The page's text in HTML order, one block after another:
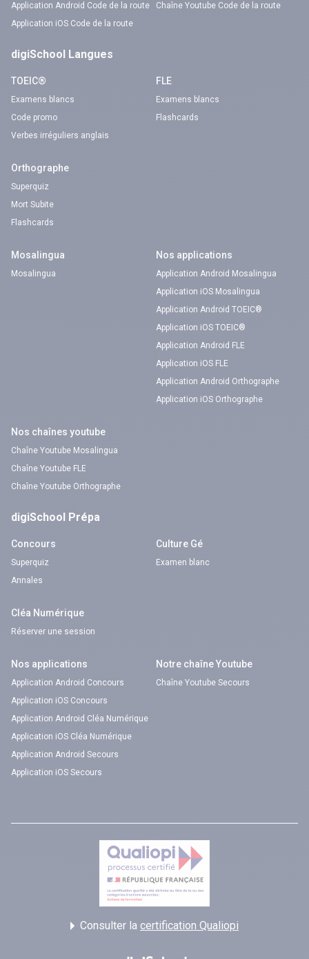
Application Android Code de la route
Application iOS Code de la route
Chaîne Youtube Code de la route
digiSchool Langues
TOEIC®
Examens blancs
Code promo
Verbes irréguliers anglais
FLE
Examens blancs
Flashcards
Orthographe
Superquiz
Mort Subite
Flashcards
Mosalingua
Mosalingua
Nos applications
Application Android Mosalingua
Application iOS Mosalingua
Application Android TOEIC®
Application iOS TOEIC®
Application Android FLE
Application iOS FLE
Application Android Orthographe
Application iOS Orthographe
Nos chaînes youtube
Chaîne Youtube Mosalingua
Chaîne Youtube FLE
Chaîne Youtube Orthographe
digiSchool Prépa
Concours
Superquiz
Annales
Culture Gé
Examen blanc
Cléa Numérique
Réserver une session
Nos applications
Application Android Concours
Application iOS Concours
Application Android Cléa Numérique
Application iOS Cléa Numérique
Application Android Secours
Application iOS Secours
Notre chaîne Youtube
Chaîne Youtube Secours
Consulter la certification Qualiopi